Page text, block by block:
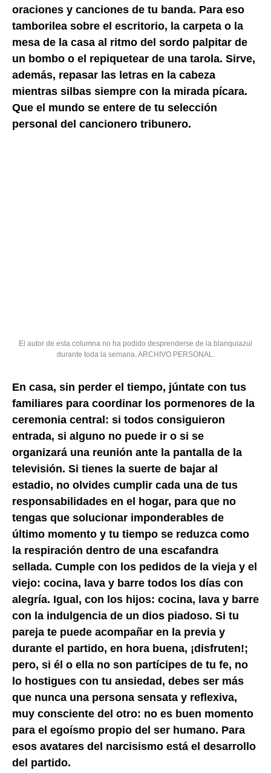
oraciones y canciones de tu banda. Para eso
tamborilea sobre el escritorio, la carpeta o la
mesa de la casa al ritmo del sordo palpitar de
un bombo o el repiquetear de una tarola. Sirve,
además, repasar las letras en la cabeza
mientras silbas siempre con la mirada pícara.
Que el mundo se entere de tu selección
personal del cancionero tribunero.
El autor de esta columna no ha podido desprenderse de la blanquiazul
durante toda la semana. ARCHIVO PERSONAL.
En casa, sin perder el tiempo, júntate con tus
familiares para coordinar los pormenores de la
ceremonia central: si todos consiguieron
entrada, si alguno no puede ir o si se
organizará una reunión ante la pantalla de la
televisión. Si tienes la suerte de bajar al
estadio, no olvides cumplir cada una de tus
responsabilidades en el hogar, para que no
tengas que solucionar imponderables de
último momento y tu tiempo se reduzca como
la respiración dentro de una escafandra
sellada. Cumple con los pedidos de la vieja y el
viejo: cocina, lava y barre todos los días con
alegría. Igual, con los hijos: cocina, lava y barre
con la indulgencia de un dios piadoso. Si tu
pareja te puede acompañar en la previa y
durante el partido, en hora buena, ¡disfruten!;
pero, si él o ella no son partícipes de tu fe, no
lo hostigues con tu ansiedad, debes ser más
que nunca una persona sensata y reflexiva,
muy consciente del otro: no es buen momento
para el egoísmo propio del ser humano. Para
esos avatares del narcisismo está el desarrollo
del partido.